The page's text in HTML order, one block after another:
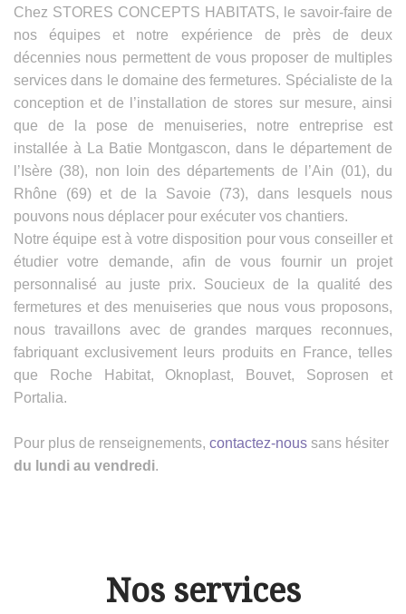
Chez STORES CONCEPTS HABITATS, le savoir-faire de
nos équipes et notre expérience de près de deux
décennies nous permettent de vous proposer de multiples
services dans le domaine des fermetures. Spécialiste de la
conception et de l’installation de stores sur mesure, ainsi
que de la pose de menuiseries, notre entreprise est
installée à La Batie Montgascon, dans le département de
l’Isère (38), non loin des départements de l’Ain (01), du
Rhône (69) et de la Savoie (73), dans lesquels nous
pouvons nous déplacer pour exécuter vos chantiers.
Notre équipe est à votre disposition pour vous conseiller et
étudier votre demande, afin de vous fournir un projet
personnalisé au juste prix. Soucieux de la qualité des
fermetures et des menuiseries que nous vous proposons,
nous travaillons avec de grandes marques reconnues,
fabriquant exclusivement leurs produits en France, telles
que Roche Habitat, Oknoplast, Bouvet, Soprosen et
Portalia.
Pour plus de renseignements, contactez-nous sans hésiter
du lundi au vendredi.
Nos services